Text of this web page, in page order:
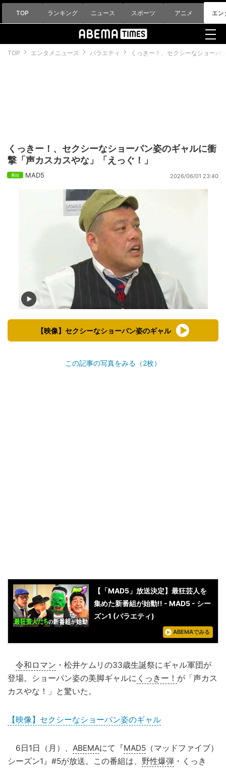
TOP ランキング ニュース スポーツ アニメ エン
TOP エンタメニュース バラエティ くっきー！、セクシーなショーパ
くっきー！、セクシーなショーパン姿のギャルに衝
撃「声カスカスやな」「えっぐ！」
MAD5 2026/06/01 23:40
【映像】セクシーなショーパン姿のギャル
この記事の写真をみる（2枚）
【「MAD5」放送決定】最狂芸人を
集めた新番組が始動!! - MAD5 - シー
ズン1 (バラエティ)
ABEMAでみる
令和ロマン ・松井ケムリの33歳生誕祭にギャル軍団が
登場。ショーパン姿の美脚ギャルに くっきー！ が「声カス
カスやな！」と驚いた。
【映像】セクシーなショーパン姿のギャル
6日1日（月）、 ABEMAにて『MAD5 （マッドファイブ）
シーズン1』#5が放送。この番組は、 野性爆弾 ・くっき